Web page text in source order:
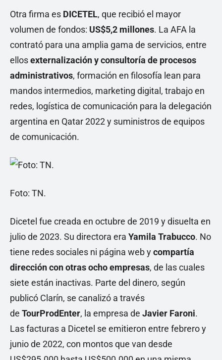
Otra firma es DICETEL, que recibió el mayor
volumen de fondos: US$5,2 millones. La AFA la
contrató para una amplia gama de servicios, entre
ellosexternalización y consultoría de procesos
administrativos, formación en filosofía lean para
mandos intermedios, marketing digital, trabajo en
redes, logística de comunicación para la delegación
argentina en Qatar 2022 y suministros de equipos
de comunicación.
Foto: TN.
Dicetel fue creada en octubre de 2019 y disuelta en
julio de 2023. Su directora era Yamila Trabucco. No
tiene redes sociales ni página web ycompartía
dirección con otras ocho empresas, de las cuales
siete están inactivas. Parte del dinero, según
publicó Clarín, se canalizó a través
de TourProdEnter, la empresa de Javier Faroni.
Las facturas a Dicetel se emitieron entre febrero y
junio de 2022, con montos que van desde